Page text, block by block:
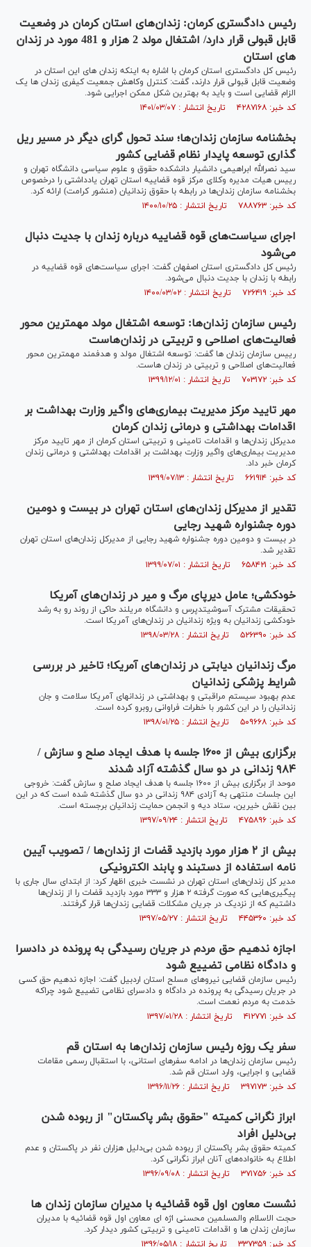
رئیس دادگستری کرمان: زندان‌های استان کرمان در وضعیت
قابل قبولی قرار دارد/ اشتغال مولد 2 هزار و 481 مورد در زندان
های استان
رئیس کل دادگستری استان کرمان با اشاره به اینکه زندان های این استان در
وضعیت قابل قبولی قرار دارند، گفت: کنترل وکاهش جمعیت کیفری زندان ها یک
الزام قضایی است و باید به بهترین شکل ممکن اجرایی شود.
کد خبر: ۴۲۸۷۱۶۸ تاریخ انتشار : ۱۴۰۱/۰۳/۰۷
بخشنامه سازمان زندان‌ها؛ سند تحول گرای دیگر در مسیر ریل
گذاری توسعه پایدار نظام قضایی کشور
سید نصرالله ابراهیمی دانشیار دانشکده حقوق و علوم سیاسی دانشگاه تهران و
رییس هیات مدیره وکلای مرکز قوه قضاییه استان تهران یادداشتی را درخصوص
بخشنامه سازمان زندان‌ها در رابطه با حقوق زندانیان (منشور کرامت) ارائه کرد.
کد خبر: ۷۸۸۷۶۳ تاریخ انتشار : ۱۴۰۰/۱۰/۲۵
اجرای سیاست‌های قوه قضاییه درباره زندان با جدیت دنبال
می‌شود
رئیس کل دادگستری استان اصفهان گفت: اجرای سیاست‌های قوه قضاییه در
رابطه با زندان با جدیت دنبال می‌شود.
کد خبر: ۷۲۶۴۱۹ تاریخ انتشار : ۱۴۰۰/۰۳/۰۲
رئیس سازمان زندان‌ها: توسعه اشتغال مولد مهمترین محور
فعالیت‌های اصلاحی و تربیتی در زندان‌هاست
رییس سازمان زندان ها گفت: توسعه اشتغال مولد و هدفمند مهمترین محور
فعالیت‌های اصلاحی و تربیتی در زندان هاست.
کد خبر: ۷۰۳۱۷۲ تاریخ انتشار : ۱۳۹۹/۱۲/۰۱
مهر تایید مرکز مدیریت بیماری‌های واگیر وزارت بهداشت بر
اقدامات بهداشتی و درمانی زندان کرمان
مدیرکل زندان‌ها و اقدامات تامینی و تربیتی استان کرمان از مهر تایید مرکز
مدیریت بیماری‌های واگیر وزارت بهداشت بر اقدامات بهداشتی و درمانی زندان
کرمان خبر داد.
کد خبر: ۶۶۱۹۱۴ تاریخ انتشار : ۱۳۹۹/۰۷/۱۳
تقدیر از مدیرکل زندان‌های استان تهران در بیست و دومین
دوره جشنواره شهید رجایی
در بیست و دومین دوره جشنواره شهید رجایی از مدیرکل زندان‌های استان تهران
تقدیر شد.
کد خبر: ۶۵۸۴۲۱ تاریخ انتشار : ۱۳۹۹/۰۷/۰۱
خودکشی؛ عامل دیرپای مرگ و میر در زندان‌های آمریکا
تحقیقات مشترک آسوشیتدپرس و دانشگاه مریلند حاکی از روند رو به رشد
خودکشی زندانیان به ویژه زندانیان در زندان‌های آمریکا است.
کد خبر: ۵۲۶۳۹۰ تاریخ انتشار : ۱۳۹۸/۰۳/۲۸
مرگ زندانیان دیابتی در زندان‌های آمریکا؛ تاخیر در بررسی
شرایط پزشکی زندانیان
عدم بهبود سیستم مراقبتی و بهداشتی در زندان‎های آمریکا سلامت و جان
زندانیان را در این کشور با خطرات فراوانی روبرو کرده است.
کد خبر: ۵۰۹۶۶۸ تاریخ انتشار : ۱۳۹۸/۰۱/۲۵
برگزاری بیش از ۱۶۰۰ جلسه با هدف ایجاد صلح و سازش /
۹۸۴ زندانی در دو سال گذشته آزاد شدند
موحد از برگزاری بیش از ۱۶۰۰ جلسه با هدف ایجاد صلح و سازش گفت: خروجی
این جلسات منتهی به آزادی ۹۸۴ زندانی در دو سال گذشته شده است که در این
بین نقش خیرین، ستاد دیه و انجمن حمایت زندانیان برجسته است.
کد خبر: ۴۷۵۸۹۶ تاریخ انتشار : ۱۳۹۷/۰۹/۲۴
بیش از ۲ هزار مورد بازدید قضات از زندان‌ها / تصویب آیین
نامه استفاده از دستبند و پابند الکترونیکی
مدیر کل زندان‌های استان تهران در نشست خبری اظهار کرد: از ابتدای سال جاری با
پیگیری‌هایی که صورت گرفته ۲ هزار و ۳۳۳ مورد بازدید قضات را از زندان‌ها
داشتیم که از نزدیک در جریان مشکلات قضایی زندان‌ها قرار گرفتند.
کد خبر: ۴۴۵۳۶۰ تاریخ انتشار : ۱۳۹۷/۰۵/۲۷
اجازه ندهیم حق مردم در جریان رسیدگی به پرونده در دادسرا
و دادگاه نظامی تضییع شود
رئیس سازمان قضایی نیرو‌های مسلح استان اردبیل گفت: اجازه ندهیم حق کسی
در جریان رسیدگی به پرونده در دادگاه و دادسرای نظامی تضییع شود چراکه
خدمت به مردم نعمت است.
کد خبر: ۴۱۲۷۷۱ تاریخ انتشار : ۱۳۹۷/۰۱/۲۸
سفر یک روزه رئیس سازمان زندان‌ها به استان قم
رئیس سازمان زندان‌ها در ادامه سفر‌های استانی، با استقبال رسمی مقامات
قضایی و اجرایی، وارد استان قم شد.
کد خبر: ۳۹۷۱۷۳ تاریخ انتشار : ۱۳۹۶/۱۱/۲۶
ابراز نگرانی کمیته "حقوق بشر پاکستان" از ربوده شدن
بی‌دلیل افراد
کمیته حقوق بشر پاکستان از ربوده شدن بی‌دلیل هزاران نفر در پاکستان و عدم
اطلاع به خانواده‌های آنان ابراز نگرانی کرد.
کد خبر: ۳۷۱۷۵۶ تاریخ انتشار : ۱۳۹۶/۰۹/۰۸
نشست معاون اول قوه قضائیه با مدیران سازمان زندان ها
حجت الاسلام والمسلمین محسنی اژه ای معاون اول قوه قضائیه با مدیران
سازمان زندان ها و اقدامات تامینی و تربیتی کشور دیدار کرد.
کد خبر: ۳۳۷۳۵۹ تاریخ انتشار : ۱۳۹۶/۰۵/۱۸